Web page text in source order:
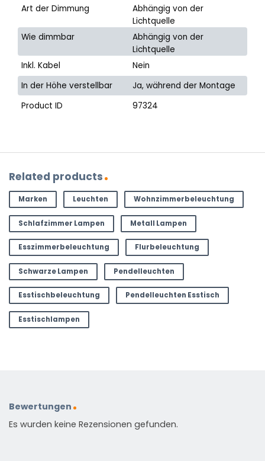
Art der Dimmung
Abhängig von der
Lichtquelle
Wie dimmbar
Abhängig von der
Lichtquelle
Inkl. Kabel
Nein
In der Höhe verstellbar
Ja, während der Montage
Product ID
97324
Related products
Marken Leuchten Wohnzimmerbeleuchtung
Schlafzimmer Lampen Metall Lampen
Esszimmerbeleuchtung Flurbeleuchtung
Schwarze Lampen Pendelleuchten
Esstischbeleuchtung Pendelleuchten Esstisch
Esstischlampen
Bewertungen
Es wurden keine Rezensionen gefunden.